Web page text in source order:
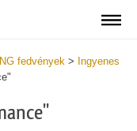
fedvények > Ingyenes